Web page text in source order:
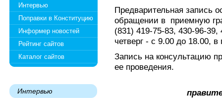
Интервью
Поправки в Конституцию
Информер новостей
Рейтинг сайтов
Каталог сайтов
Интервью
Предварительная запись
обращении в приемную
(831) 419-75-83, 430-96-39,
четверг - с 9.00 до 18.00,
Запись на консультацию
ее проведения.